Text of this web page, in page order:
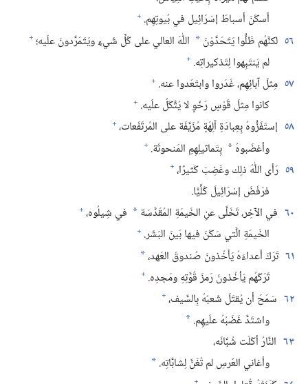
أسكَنَ أسباطَ إسْرَائِيل في بُيوتِهِم.‏ +
٥٦ لكنَّهُم ظَلُّوا يَتَحَدَّوْنَ * اللّٰهَ العالي على كُلِّ شَيءٍ ويَتَمَرَّدونَ علَيه؛‏ +
لم يَنتَبِهوا لِتَذكيراتِه.‏ +
٥٧ مِثلَ آبائِهِم،‏ غَدَروا وابتَعَدوا عنه.‏ +
كانوا مِثلَ قَوْسٍ رَخْوٍ لا يُتَّكَلُ علَيه.‏ +
٥٨ إستَفَزُّوهُ بِعِبادَةِ آلِهَةٍ مُزَيَّفَة على المُرتَفَعات،‏ +
وأغضَبوهُ * بِتَماثيلِهِمِ المَنحوتَة.‏ +
٥٩ رَأى اللّٰهُ ذلِك وغَضِبَ كَثيرًا،‏ +
فرَفَضَ إسْرَائِيلَ كُلِّيًّا.‏
٦٠ في الآخِر،‏ تَخَلَّى عنِ الخَيمَةِ المُقَدَّسَة * في شِيلُوه،‏ +
الخَيمَةِ الَّتي سَكَنَ فيها بَينَ البَشَر.‏ +
٦١ تَرَكَ أعداءَهُ يَأخُذونَ صُندوقَ العَهد،‏*
تَرَكَهُم يَأخُذونَ رَمزَ قُوَّتِهِ ومَجدِه.‏ +
٦٢ سَمَحَ أن يُقتَلَ شَعبُهُ بِالسَّيف،‏ +
واشتَدَّ غَضَبُهُ علَيهِم.‏ *
٦٣ النَّارُ أكَلَت شُبَّانَه،‏
وأغاني العُرسِ لم تُغَنَّ لِشابَّاتِه.‏ *